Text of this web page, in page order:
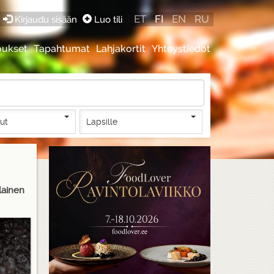
Tapahtumat Lahjakortit Yhteystiedot
Kirjaudu sisään Luo tili ET FI EN RU
Lapsille